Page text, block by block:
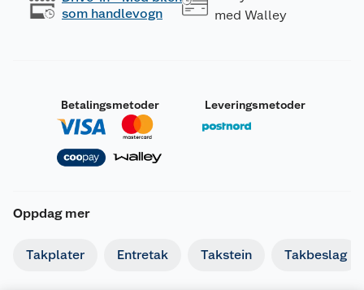
som handlevogn
med Walley
Betalingsmetoder Leveringsmetoder
Oppdag mer
Takplater Entretak Takstein Takbeslag